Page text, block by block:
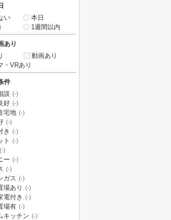
い
本日
1週間以内
あり
動画あり
・VRあり
件
談 (-)
好 (-)
宅地 (-)
(-)
き (-)
ト (-)
(-)
ー (-)
(-)
ガス (-)
場あり (-)
電付き (-)
場有 (-)
キッチン (-)